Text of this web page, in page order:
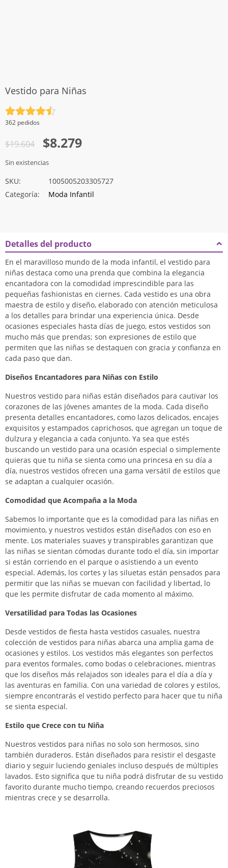
Vestido para Niñas
Valorado
con
de 5
362 pedidos
$19.604
El
precio
era:
$19.604.
$8.279
El
precio
es:
$8.279.
Sin existencias
SKU:
1005005203305727
Categoría:
Moda Infantil
Detalles del producto
En el maravilloso mundo de la moda infantil, el vestido para
niñas destaca como una prenda que combina la elegancia
encantadora con la comodidad imprescindible para las
pequeñas fashionistas en ciernes. Cada vestido es una obra
maestra de estilo y diseño, elaborado con atención meticulosa
a los detalles para brindar una experiencia única. Desde
ocasiones especiales hasta días de juego, estos vestidos son
mucho más que prendas; son expresiones de estilo que
permiten que las niñas se destaquen con gracia y confianza en
cada paso que dan.
Diseños Encantadores para Niñas con Estilo
Nuestros vestido para niñas están diseñados para cautivar los
corazones de las jóvenes amantes de la moda. Cada diseño
presenta detalles encantadores, como lazos delicados, encajes
exquisitos y estampados caprichosos, que agregan un toque de
dulzura y elegancia a cada conjunto. Ya sea que estés
buscando un vestido para una ocasión especial o simplemente
quieras que tu niña se sienta como una princesa en su día a
día, nuestros vestidos ofrecen una gama versátil de estilos que
se adaptan a cualquier ocasión.
Comodidad que Acompaña a la Moda
Sabemos lo importante que es la comodidad para las niñas en
movimiento, y nuestros vestidos están diseñados con eso en
mente. Los materiales suaves y transpirables garantizan que
las niñas se sientan cómodas durante todo el día, sin importar
si están corriendo en el parque o asistiendo a un evento
especial. Además, los cortes y las siluetas están pensados para
permitir que las niñas se muevan con facilidad y libertad, lo
que les permite disfrutar de cada momento al máximo.
Versatilidad para Todas las Ocasiones
Desde vestidos de fiesta hasta vestidos casuales, nuestra
colección de vestidos para niñas abarca una amplia gama de
ocasiones y estilos. Los vestidos más elegantes son perfectos
para eventos formales, como bodas o celebraciones, mientras
que los diseños más relajados son ideales para el día a día y
las aventuras en familia. Con una variedad de colores y estilos,
siempre encontrarás el vestido perfecto para hacer que tu niña
se sienta especial.
Estilo que Crece con tu Niña
Nuestros vestidos para niñas no solo son hermosos, sino
también duraderos. Están diseñados para resistir el desgaste
diario y seguir luciendo geniales incluso después de múltiples
lavados. Esto significa que tu niña podrá disfrutar de su vestido
favorito durante mucho tiempo, creando recuerdos preciosos
mientras crece y se desarrolla.